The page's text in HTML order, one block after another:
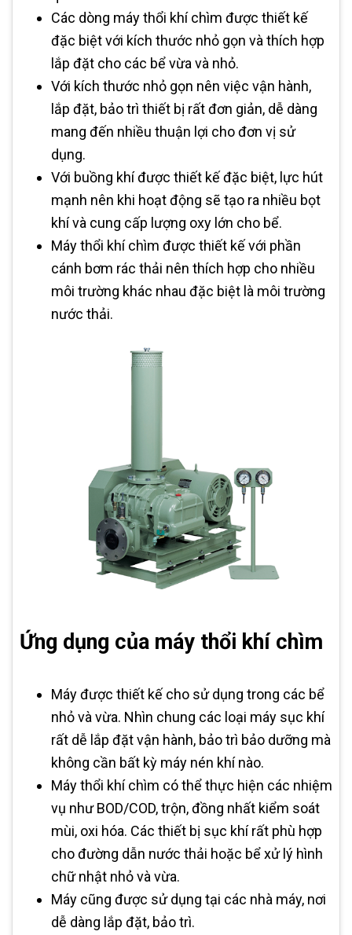
Các dòng máy thổi khí chìm được thiết kế
đặc biệt với kích thước nhỏ gọn và thích hợp
lắp đặt cho các bể vừa và nhỏ.
Với kích thước nhỏ gọn nên việc vận hành,
lắp đặt, bảo trì thiết bị rất đơn giản, dễ dàng
mang đến nhiều thuận lợi cho đơn vị sử
dụng.
Với buồng khí được thiết kế đặc biệt, lực hút
mạnh nên khi hoạt động sẽ tạo ra nhiều bọt
khí và cung cấp lượng oxy lớn cho bể.
Máy thổi khí chìm được thiết kế với phần
cánh bơm rác thải nên thích hợp cho nhiều
môi trường khác nhau đặc biệt là môi trường
nước thải.
Ứng dụng của máy thổi khí chìm
Máy được thiết kế cho sử dụng trong các bể
nhỏ và vừa. Nhìn chung các loại máy sục khí
rất dễ lắp đặt vận hành, bảo trì bảo dưỡng mà
không cần bất kỳ máy nén khí nào.
Máy thổi khí chìm có thể thực hiện các nhiệm
vụ như BOD/COD, trộn, đồng nhất kiểm soát
mùi, oxi hóa. Các thiết bị sục khí rất phù hợp
cho đường dẫn nước thải hoặc bể xử lý hình
chữ nhật nhỏ và vừa.
Máy cũng được sử dụng tại các nhà máy, nơi
dễ dàng lắp đặt, bảo trì.